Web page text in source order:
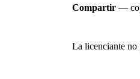
Compartir —
La licenciante no